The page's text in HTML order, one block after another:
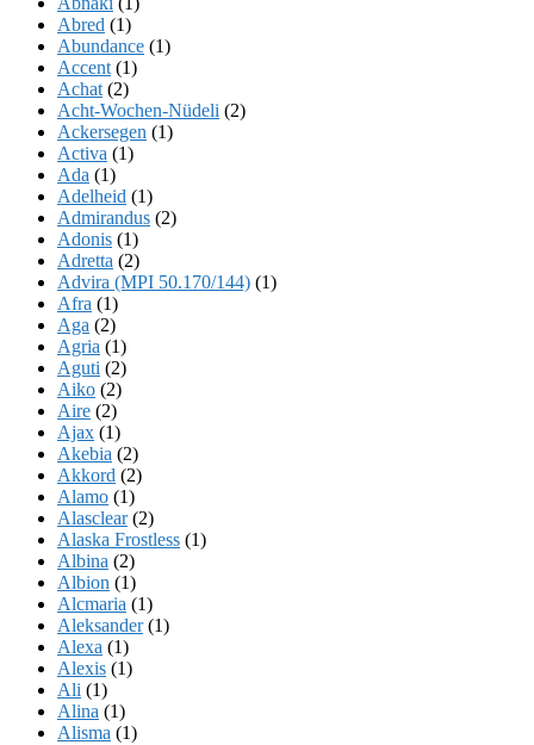
Abred (1)
Abundance (1)
Accent (1)
Achat (2)
Acht-Wochen-Nüdeli (2)
Ackersegen (1)
Activa (1)
Ada (1)
Adelheid (1)
Admirandus (2)
Adonis (1)
Adretta (2)
Advira (MPI 50.170/144) (1)
Afra (1)
Aga (2)
Agria (1)
Aguti (2)
Aiko (2)
Aire (2)
Ajax (1)
Akebia (2)
Akkord (2)
Alamo (1)
Alasclear(2)
Alaska Frostless (1)
Albina (2)
Albion (1)
Alcmaria (1)
Aleksander(1)
Alexa (1)
Alexis (1)
Ali (1)
Alina (1)
Alisma (1)